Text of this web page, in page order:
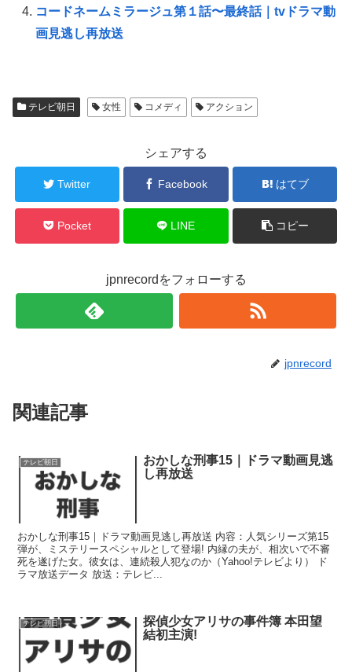
ウ
で
開
き
い
(
新
し
ウ
開
ウ
で
開
き
コードネームミラージュ第１話〜最終話｜tvドラマ動
画見逃し再放送
テレビ朝日 女性 コメディ アクション
シェアする
Twitter Facebook はてブ
Pocket LINE コピー
jpnrecordをフォローする
jpnrecord
関連記事
テレビ朝日
おかしな刑事15｜ドラマ動画見逃
し再放送
おかしな刑事15｜ドラマ動画見逃し再放送 内容：人気シリーズ第15
弾が、ミステリースペシャルとして登場! 内縁の夫が、相次いで不審
死を遂げた女。彼女は、連続殺人犯なのか（Yahoo!テレビより） ド
ラマ放送データ 放送：テレビ...
テレビ朝日
探偵少女アリサの事件簿 本田望
結初主演!